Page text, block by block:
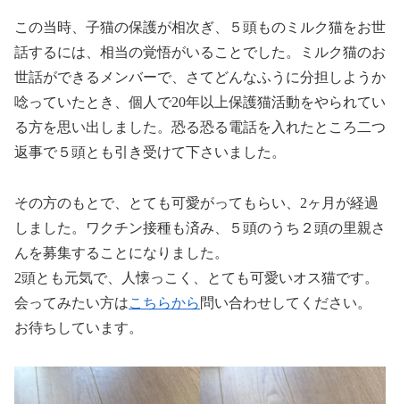
この当時、子猫の保護が相次ぎ、５頭ものミルク猫をお世
話するには、相当の覚悟がいることでした。ミルク猫のお
世話ができるメンバーで、さてどんなふうに分担しようか
唸っていたとき、個人で20年以上保護猫活動をやられてい
る方を思い出しました。恐る恐る電話を入れたところ二つ
返事で５頭とも引き受けて下さいました。
その方のもとで、とても可愛がってもらい、2ヶ月が経過
しました。ワクチン接種も済み、５頭のうち２頭の里親さ
んを募集することになりました。
2頭とも元気で、人懐っこく、とても可愛いオス猫です。
会ってみたい方はこちらから 問い合わせしてください。
お待ちしています。